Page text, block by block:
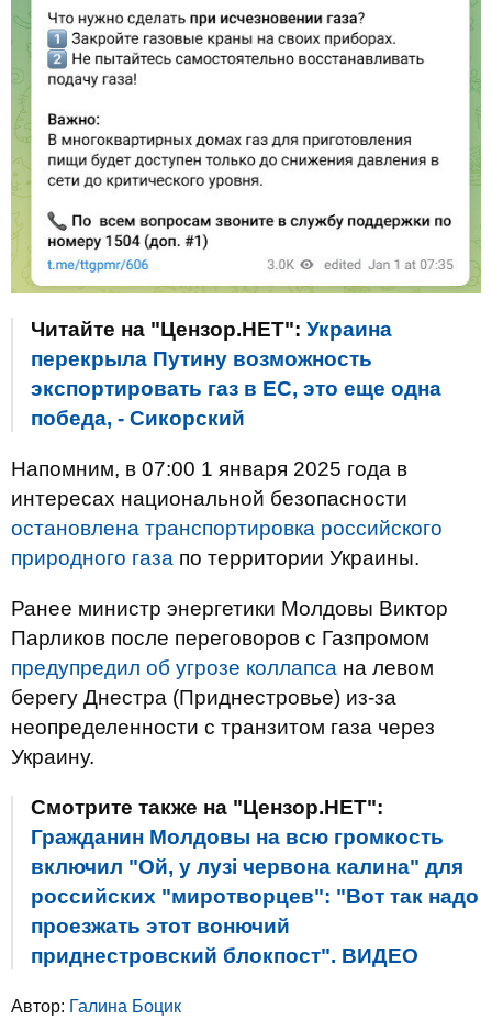
Читайте на "Цензор.НЕТ": Украина
перекрыла Путину возможность
экспортировать газ в ЕС, это еще одна
победа, - Сикорский
Напомним, в 07:00 1 января 2025 года в
интересах национальной безопасности
остановлена транспортировка российского
природного газа по территории Украины.
Ранее министр энергетики Молдовы Виктор
Парликов после переговоров с Газпромом
предупредил об угрозе коллапса на левом
берегу Днестра (Приднестровье) из-за
неопределенности с транзитом газа через
Украину.
Смотрите также на "Цензор.НЕТ":
Гражданин Молдовы на всю громкость
включил "Ой, у лузі червона калина" для
российских "миротворцев": "Вот так надо
проезжать этот вонючий
приднестровский блокпост". ВИДЕО
Автор: Галина Боцик